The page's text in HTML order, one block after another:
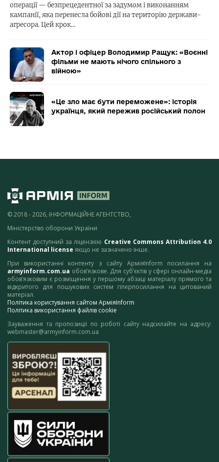
операції — безпрецедентної за задумом і виконанням
кампанії, яка перенесла бойові дії на територію держави-
агресора. Цей крок…
Актор і офіцер Володимир Ращук: «Воєнні
фільми не мають нічого спільного з
війною»
«Це зло має бути переможене»: історія
українця, який пережив російський полон
© 2018 - 2026, ІНФОРМАЦІЙНЕ АГЕНТСТВО,
Міністерство оборони України
Контент доступний за ліцензією Creative Commons Attribution 4.0
International license якщо не зазначено інше.
При використанні контенту з сайту АрміяInform посилання на
armyinform.com.ua обов’язкове. Для суб’єктів у сфері онлайн-медіа
обов’язковим є розміщення у першому абзаці матеріалу прямого та
відкритого для пошукових систем гіперпосилання на цитований
матеріал.
Політика користування сайтом АрміяInform
Політика використання файлів cookie
Зауваження та пропозиції по роботі сайту надсилайте на адресу:
webmaster@armyinform.com.ua